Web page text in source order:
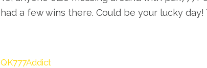
had a few wins there. Could be your lucky day!
QK777Addict